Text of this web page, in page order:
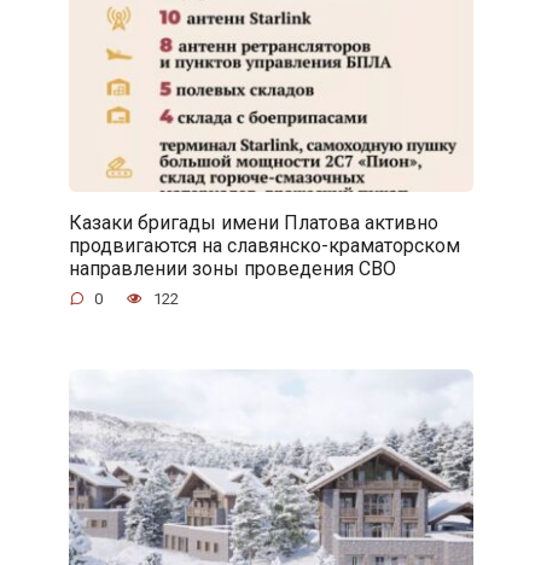
Казаки бригады имени Платова активно
продвигаются на славянско-краматорском
направлении зоны проведения СВО
0 122